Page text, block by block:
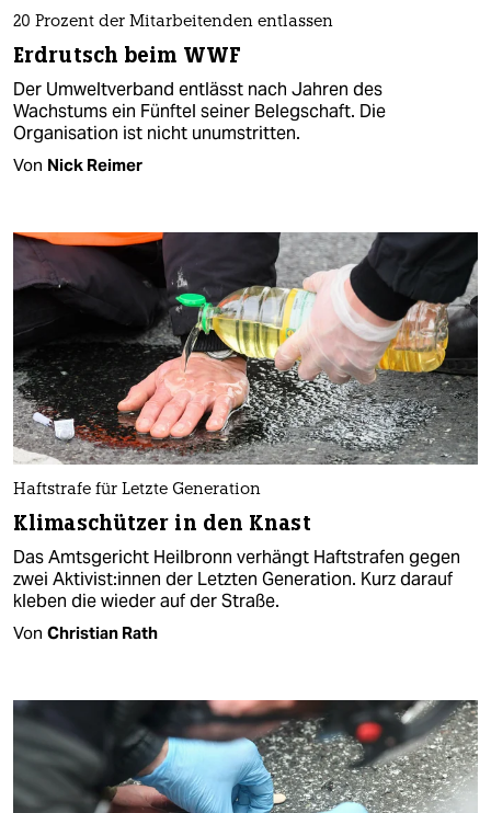
20 Prozent der Mitarbeitenden entlassen
Erdrutsch beim WWF
Der Umweltverband entlässt nach Jahren des
Wachstums ein Fünftel seiner Belegschaft. Die
Organisation ist nicht unumstritten.
Von Nick Reimer
Haftstrafe für Letzte Generation
Klimaschützer in den Knast
Das Amtsgericht Heilbronn verhängt Haftstrafen gegen
zwei Ak­ti­vis­t:in­nen der Letzten Generation. Kurz darauf
kleben die wieder auf der Straße.
Von Christian Rath